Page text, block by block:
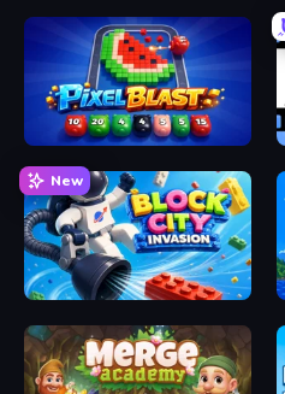
Pixel Blast
New
Block City Invasion